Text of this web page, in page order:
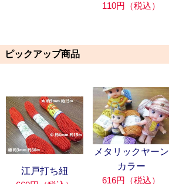
110円（税込）
ピックアップ商品
江戸打ち紐
メタリックヤーン
カラー
616円（税込）